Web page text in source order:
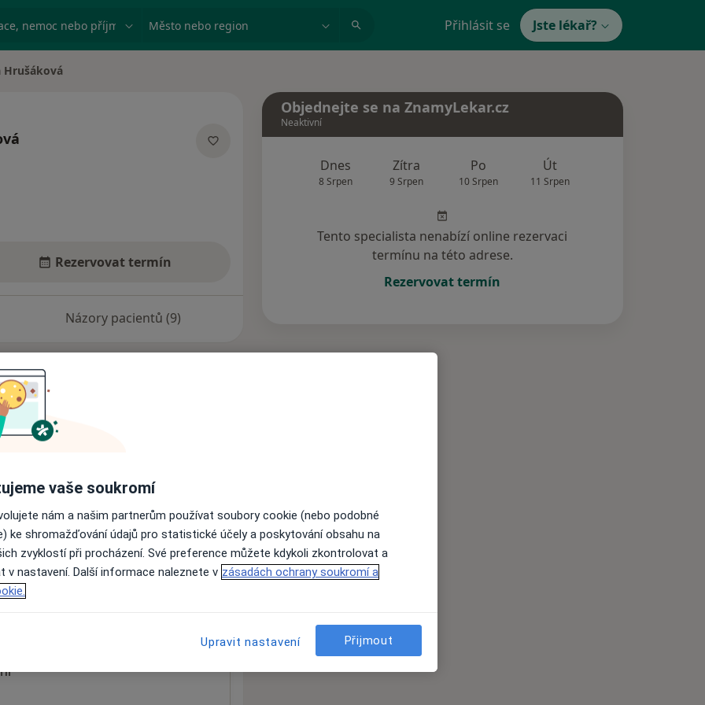
nemoc nebo příjmení Město nebo region Přihlásit se Jste lékař?
Hrušáková
Rezervovat termín
Názory pacientů (9)
nejsou k dispozici
informace o svých službách.
Objednejte se na ZnamyLekar.cz
Neaktivní
Dnes
8 Srpen
Zítra
9 Srpen
Po
10 Srpen
Út
11 Srpen
Tento specialista nenabízí online rezervaci
termínu na této adrese.
Rezervovat termín
vaše soukromí
nám a našim partnerům používat soubory cookie (nebo podobné
ke shromažďování údajů pro statistické účely a poskytování obsahu na
zvyklostí při procházení. Své preference můžete kdykoli zkontrolovat a
v nastavení. Další informace naleznete v zásadách ochrany soukromí a
Upravit nastavení Přijmout